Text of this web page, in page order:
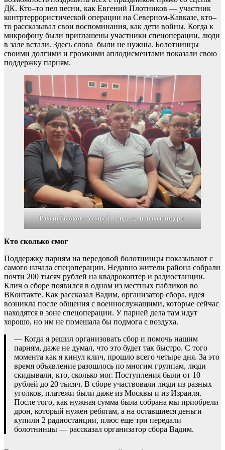
ДК. Кто–то пел песни, как Евгений Плотников — участник
контртеррористической операции на Северном-Кавказе, кто–
то рассказывал свои воспоминания, как дети войны. Когда к
микрофону были приглашены участники спецоперации, люди
в зале встали. Здесь слова были не нужны. Болотнинцы
своими долгими и громкими аплодисментами показали свою
поддержку парням.
Роман Рыбков с семьей на праздничном концерте
Кто сколько смог
Поддержку парням на передовой болотнинцы показывают с
самого начала спецоперации. Недавно жители района собрали
почти 200 тысяч рублей на квадрокоптер и радиостанции.
Клич о сборе появился в одном из местных пабликов во
ВКонтакте. Как рассказал Вадим, организатор сбора, идея
возникла после общения с военнослужащими, которые сейчас
находятся в зоне спецоперации. У парней дела там идут
хорошо, но им не помешала бы подмога с воздуха.
— Когда я решил организовать сбор и помочь нашим
парням, даже не думал, что это будет так быстро. С того
момента как я кинул клич, прошло всего четыре дня. За это
время объявление разошлось по многим группам, люди
скидывали, кто, сколько мог. Поступления были от 10
рублей до 20 тысяч. В сборе участвовали люди из разных
уголков, платежи были даже из Москвы и из Израиля.
После того, как нужная сумма была собрана мы приобрели
дрон, который нужен ребятам, а на оставшиеся деньги
купили 2 радиостанции, плюс еще три передали
болотнинцы — рассказал организатор сбора Вадим.